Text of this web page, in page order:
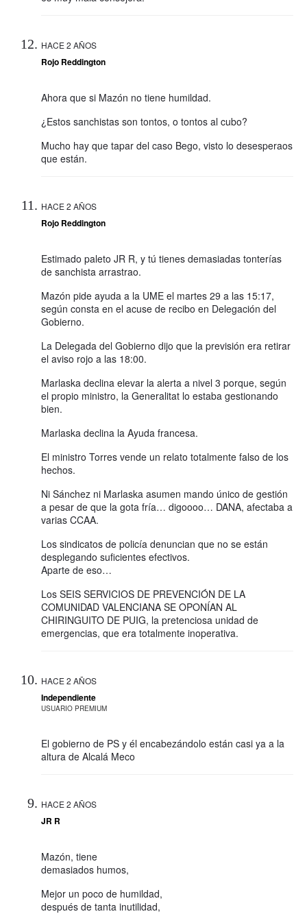
HACE 2 AÑOS
Rojo Reddington
Ahora que si Mazón no tiene humildad.
¿Estos sanchistas son tontos, o tontos al cubo?
Mucho hay que tapar del caso Bego, visto lo desesperaos
que están.
HACE 2 AÑOS
Rojo Reddington
Estimado paleto JR R, y tú tienes demasiadas tonterías
de sanchista arrastrao.
Mazón pide ayuda a la UME el martes 29 a las 15:17,
según consta en el acuse de recibo en Delegación del
Gobierno.
La Delegada del Gobierno dijo que la previsión era retirar
el aviso rojo a las 18:00.
Marlaska declina elevar la alerta a nivel 3 porque, según
el propio ministro, la Generalitat lo estaba gestionando
bien.
Marlaska declina la Ayuda francesa.
El ministro Torres vende un relato totalmente falso de los
hechos.
Ni Sánchez ni Marlaska asumen mando único de gestión
a pesar de que la gota fría… digoooo… DANA, afectaba a
varias CCAA.
Los sindicatos de policía denuncian que no se están
desplegando suficientes efectivos.
Aparte de eso…
Los SEIS SERVICIOS DE PREVENCIÓN DE LA
COMUNIDAD VALENCIANA SE OPONÍAN AL
CHIRINGUITO DE PUIG, la pretenciosa unidad de
emergencias, que era totalmente inoperativa.
HACE 2 AÑOS
Independiente
USUARIO PREMIUM
El gobierno de PS y él encabezándolo están casi ya a la
altura de Alcalá Meco
HACE 2 AÑOS
JR R
Mazón, tiene
demasiados humos,
Mejor un poco de humildad,
después de tanta inutilidad,